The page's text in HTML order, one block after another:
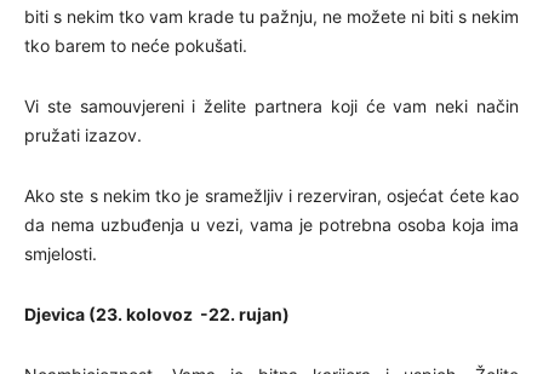
biti s nekim tko vam krade tu pažnju, ne možete ni biti s nekim
tko barem to neće pokušati.
Vi ste samouvjereni i želite partnera koji će vam neki način
pružati izazov.
Ako ste s nekim tko je sramežljiv i rezerviran, osjećat ćete kao
da nema uzbuđenja u vezi, vama je potrebna osoba koja ima
smjelosti.
Djevica (23. kolovoz -22. rujan)